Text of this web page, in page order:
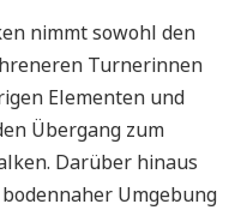
nimmt sowohl den
Turnerinnen
Elementen und
Übergang zum
Darüber hinaus
Umgebung